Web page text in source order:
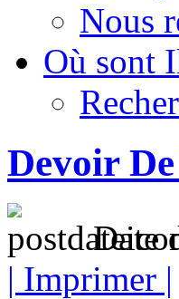
Nous
Où sont
Devoir
Date
| Imprimer |